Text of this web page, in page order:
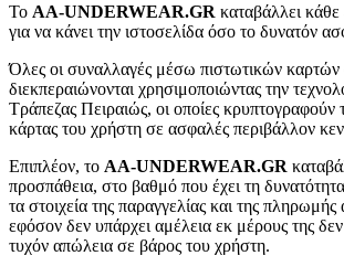
Το AA-UNDERWEAR.GR καταβάλλει
για να κάνει την ιστοσελίδα όσο το δυνατόν
Όλες οι συναλλαγές μέσω πιστωτικών καρτών
διεκπεραιώνονται χρησιμοποιώντας την
Τράπεζας Πειραιώς, οι οποίες κρυπτογραφούν
κάρτας του χρήστη σε ασφαλές περιβάλλον
Επιπλέον, το AA-UNDERWEAR.GR
προσπάθεια, στο βαθμό που έχει τη
τα στοιχεία της παραγγελίας και της
εφόσον δεν υπάρχει αμέλεια εκ μέρους της
τυχόν απώλεια σε βάρος του χρήστη.